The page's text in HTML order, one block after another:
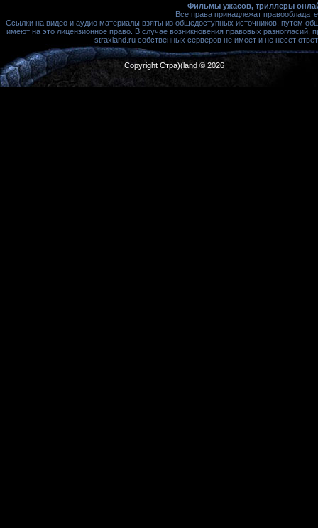
Фильмы ужасов, триллеры
Все права принадлежат
Ссылки на видео и аудио материалы взяты из общедоступных источников, путем
имеют на это лицензионное право. В случае возникновения правовых
straxland.ru собственных серверов не имеет и не несет
Copyright Стра)(land © 2026